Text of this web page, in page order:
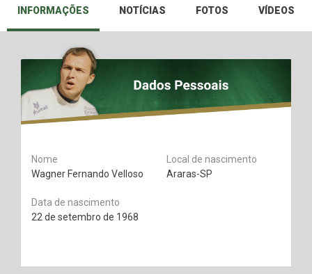
INFORMAÇÕES NOTÍCIAS FOTOS VÍDEOS
Nome
Wagner Fernando Velloso
Data de nascimento
22 de setembro de 1968
Local de nascimento
Araras-SP